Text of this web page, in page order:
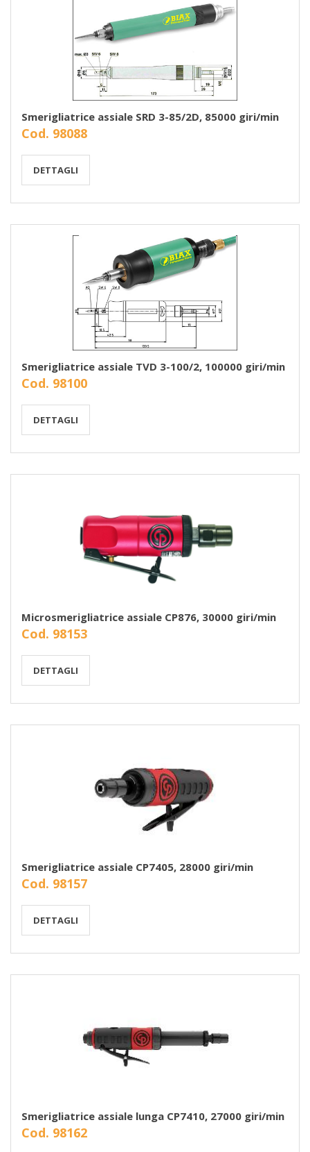
Smerigliatrice assiale SRD 3-85/2D, 85000 giri/min
Cod. 98088
DETTAGLI
Smerigliatrice assiale TVD 3-100/2, 100000 giri/min
Cod. 98100
DETTAGLI
Microsmerigliatrice assiale CP876, 30000 giri/min
Cod. 98153
DETTAGLI
Smerigliatrice assiale CP7405, 28000 giri/min
Cod. 98157
DETTAGLI
Smerigliatrice assiale lunga CP7410, 27000 giri/min
Cod. 98162